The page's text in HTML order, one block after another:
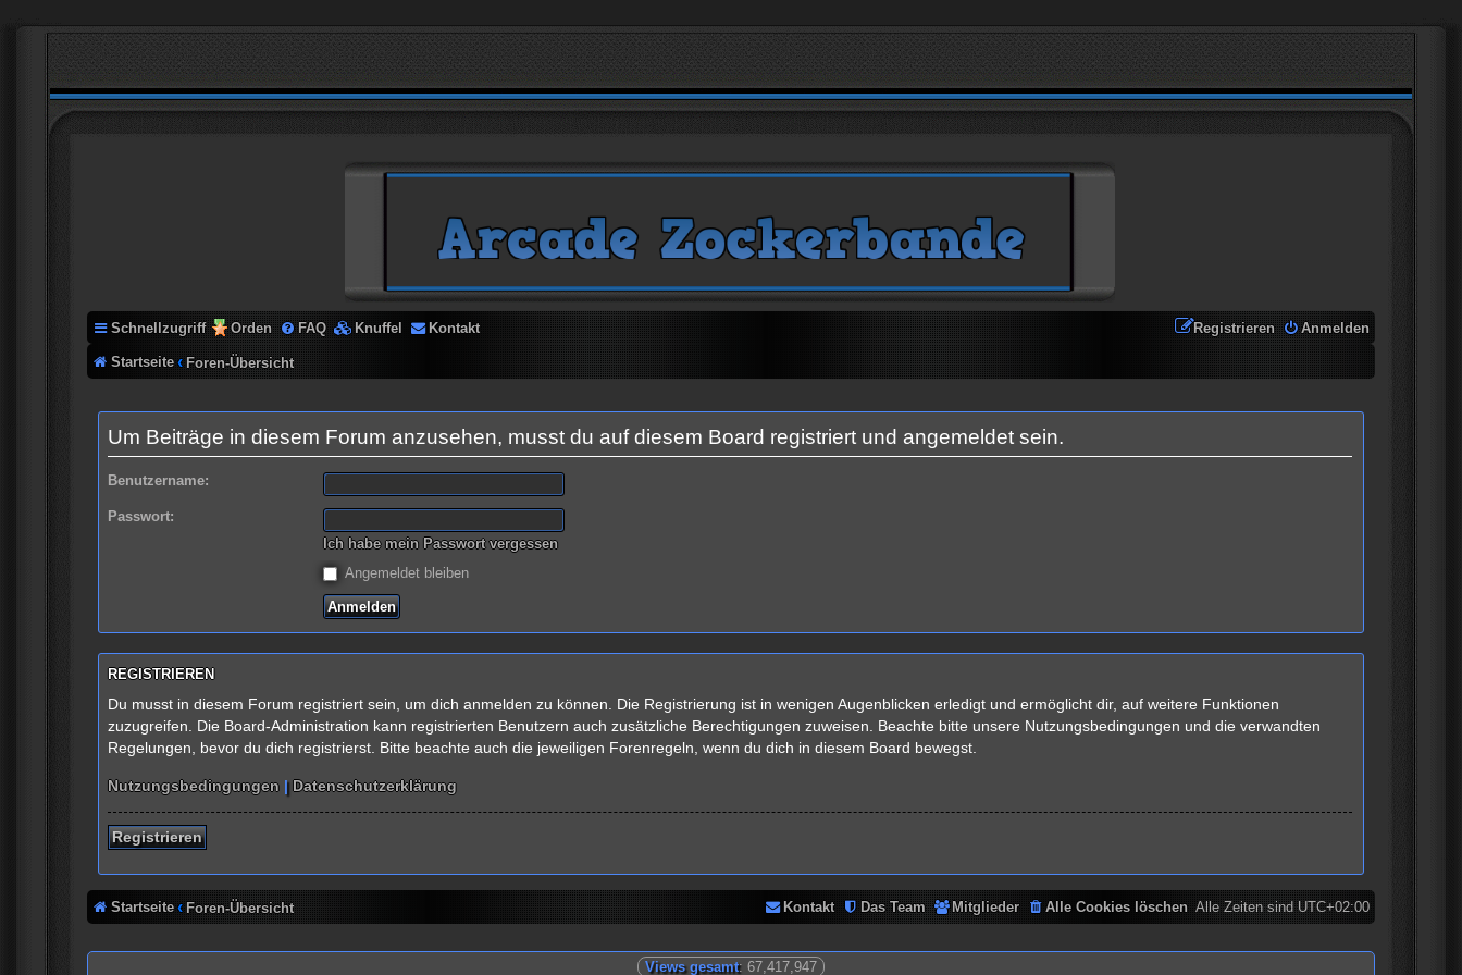
Schnellzugriff Orden FAQ Knuffel Kontakt Anmelden
Registrieren
Startseite Foren-Übersicht
Um Beiträge in diesem Forum anzusehen, musst du auf diesem Board registriert und angemeldet sein.
Benutzername:
Passwort:
Ich habe mein Passwort vergessen
Angemeldet bleiben
REGISTRIEREN
Du musst in diesem Forum registriert sein, um dich anmelden zu können. Die Registrierung ist in wenigen Augenblicken erledigt und ermöglicht dir, auf weitere Funktionen
zuzugreifen. Die Board-Administration kann registrierten Benutzern auch zusätzliche Berechtigungen zuweisen. Beachte bitte unsere Nutzungsbedingungen und die verwandten
Regelungen, bevor du dich registrierst. Bitte beachte auch die jeweiligen Forenregeln, wenn du dich in diesem Board bewegst.
Nutzungsbedingungen |Datenschutzerklärung
Registrieren
Startseite Foren-Übersicht Alle Zeiten sindUTC+02:00
Alle Cookies löschen
Mitglieder
Das Team
Kontakt
Views gesamt: 67,417,947